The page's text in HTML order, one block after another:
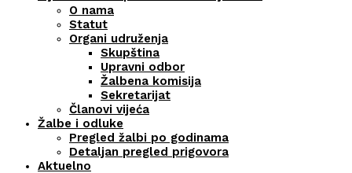
O nama
Statut
Organi udruženja
Skupština
Upravni odbor
Žalbena komisija
Sekretarijat
Članovi vijeća
Žalbe i odluke
Pregled žalbi po godinama
Detaljan pregled prigovora
Aktuelno